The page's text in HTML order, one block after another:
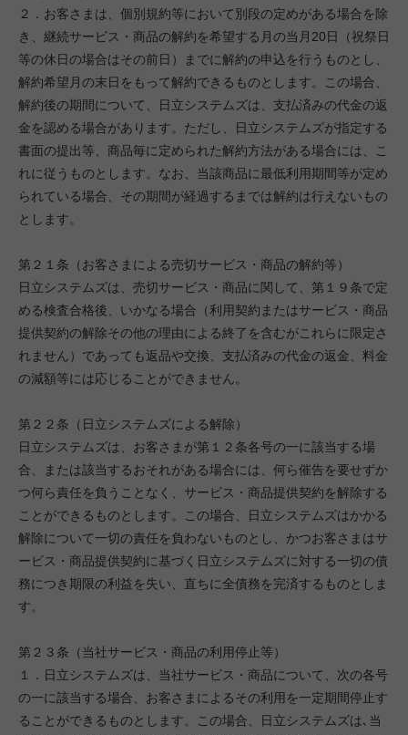
２．お客さまは、個別規約等において別段の定めがある場合を除
き、継続サービス・商品の解約を希望する月の当月20日（祝祭日
等の休日の場合はその前日）までに解約の申込を行うものとし、
解約希望月の末日をもって解約できるものとします。この場合、
解約後の期間について、日立システムズは、支払済みの代金の返
金を認める場合があります。ただし、日立システムズが指定する
書面の提出等、商品毎に定められた解約方法がある場合には、こ
れに従うものとします。なお、当該商品に最低利用期間等が定め
られている場合、その期間が経過するまでは解約は行えないもの
とします。
第２１条（お客さまによる売切サービス・商品の解約等）
日立システムズは、売切サービス・商品に関して、第１９条で定
める検査合格後、いかなる場合（利用契約またはサービス・商品
提供契約の解除その他の理由による終了を含むがこれらに限定さ
れません）であっても返品や交換、支払済みの代金の返金、料金
の減額等には応じることができません。
第２２条（日立システムズによる解除）
日立システムズは、お客さまが第１２条各号の一に該当する場
合、または該当するおそれがある場合には、何ら催告を要せずか
つ何ら責任を負うことなく、サービス・商品提供契約を解除する
ことができるものとします。この場合、日立システムズはかかる
解除について一切の責任を負わないものとし、かつお客さまはサ
ービス・商品提供契約に基づく日立システムズに対する一切の債
務につき期限の利益を失い、直ちに全債務を完済するものとしま
す。
第２３条（当社サービス・商品の利用停止等）
１．日立システムズは、当社サービス・商品について、次の各号
の一に該当する場合、お客さまによるその利用を一定期間停止す
ることができるものとします。この場合、日立システムズは､当